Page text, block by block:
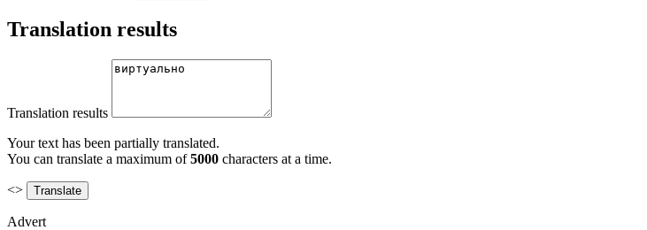
Translation results
Translation results
Your text has been partially translated.
You can translate a maximum of5000 characters at a time.
<>
Advert